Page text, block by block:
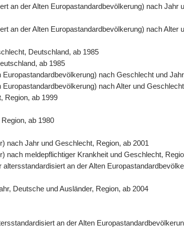
an der Alten Europastandardbevölkerung) nach Jahr
an der Alten Europastandardbevölkerung) nach Alter
Deutschland, ab 1985
ab 1985
nach Geschlecht und
nach Alter und
Region, ab 1999
ab 1980
nach Jahr und Geschlecht, Region, ab 2001
meldepflichtiger Krankheit und Geschlecht,
an der Alten
Deutsche und Ausländer, Region, ab 2004
an der Alten